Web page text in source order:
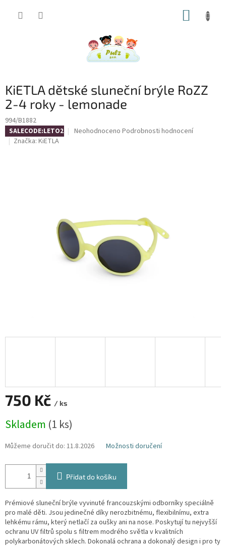
KiETLA dětské sluneční brýle RoZZ
2-4 roky - lemonade
994/B1882
SALECODE:LETO26:4:%Průměrné
Neohodnoceno Podrobnosti hodnocení
Značka: KiETLA
750 Kč / ks
cena:
Skladem (1 ks)
Můžeme doručit do: 11.8.2026 Možnosti doručení
Přidat do košíku
Prémiové sluneční brýle vyvinuté francouzskými odborníky speciálně
pro malé děti. Jsou jedinečné díky nerozbitnému, flexibilnímu, extra
lehkému rámu, který netlačí za oušky ani na nose. Poskytují tu nejvyšší
ochranu UV filtrů spolu s filtrem modrého světla v kvalitních
polykarbonátových sklech. Dokonalá ochrana a dokonalý design i pro ty